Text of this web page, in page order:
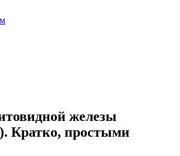
железы
Кратко, простыми